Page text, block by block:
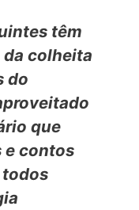
têm
colheita
do
que
e contos